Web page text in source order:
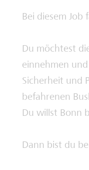
Deine
Bei diesem
Du möchtest
einnehmen
Sicherheit und
befahrenen
Du willst Bonn
Dann bist du